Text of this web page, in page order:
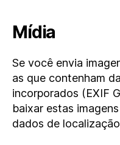
Mídia
Se você envia
as que contenham
incorporados (EXIF
baixar estas
dados de